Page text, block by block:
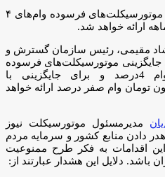
مقیمی اعلام کرد: برای جایگزینی موتورسیکلت‌های فرسوده وام‌های ۴
مقیمی، رئیس سازمان گسترش و
جایگزینی موتورسیکلت‌های فرسوده
بنزینی، ۱۵۰ میلیون تومان وام 4درصد و برای جایگزینی با
برقی، ۲۰۰ میلیون تومان وام صفر درصد ارائه خواهد
مدیرمسئول موتورسیکلت نیوز
دادن منابع کشور و سرمایه مردم
اقدامات به فکر طرح ممنوعیت
دلایل این هشدار عبارتند از: